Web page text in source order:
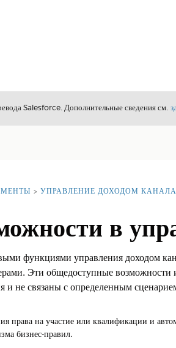
Salesforce. Дополнительные сведения см.
УПРАВЛЕНИЕ ДОХОДОМ КАНАЛА
в
функциями управления доходом
Эти общедоступные возможности
и не связаны с определенным
права на участие или квалификации и
бизнес-правил.